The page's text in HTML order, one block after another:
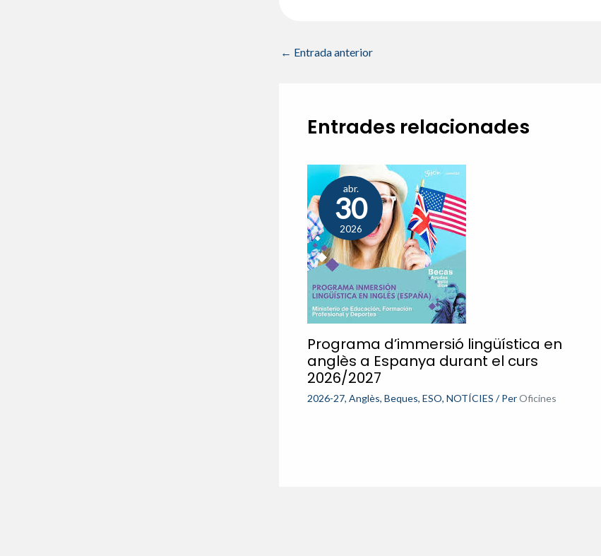
← Entrada anterior
Entrades relacionades
abr.
30
2026
Programa d’immersió lingüística en
anglès a Espanya durant el curs
2026/2027
2026-27, Anglès, Beques, ESO, NOTÍCIES / PerOficines